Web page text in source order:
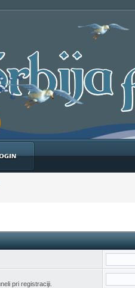
pri registraciji.